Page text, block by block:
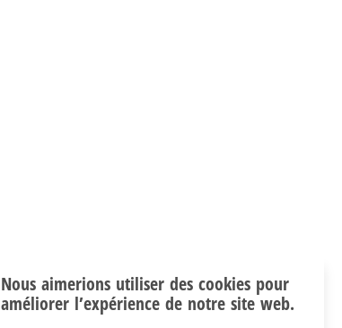
Nous aimerions utiliser des cookies pour
améliorer l’expérience de notre site web.